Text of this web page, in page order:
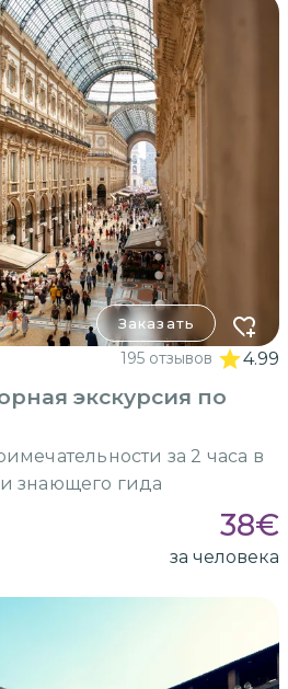
Заказать
195 отзывов 4.99
экскурсия по
за 2 часа в
знающего гида
38€
за человека